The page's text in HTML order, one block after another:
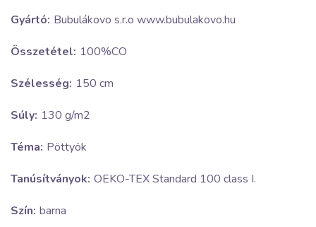
Gyártó: Bubulákovo s.r.o www.bubulakovo.hu
Összetétel: 100%CO
Szélesség: 150 cm
Súly: 130 g/m2
Téma: Pöttyök
Tanúsítványok: OEKO-TEX Standard 100 class I.
Szín: barna